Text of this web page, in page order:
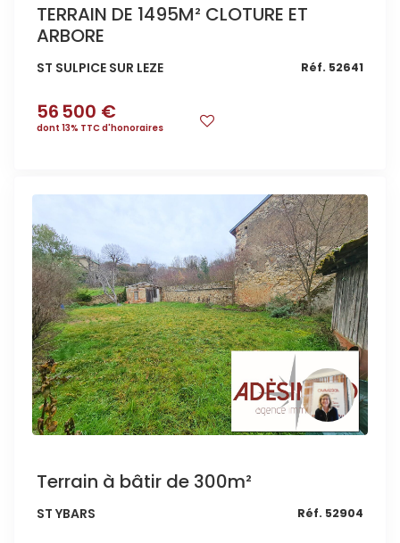
TERRAIN DE 1495M² CLOTURE ET
ARBORE
ST SULPICE SUR LEZE Réf. 52641
56 500 €
dont 13% TTC d'honoraires
Terrain à bâtir de 300m²
ST YBARS Réf. 52904